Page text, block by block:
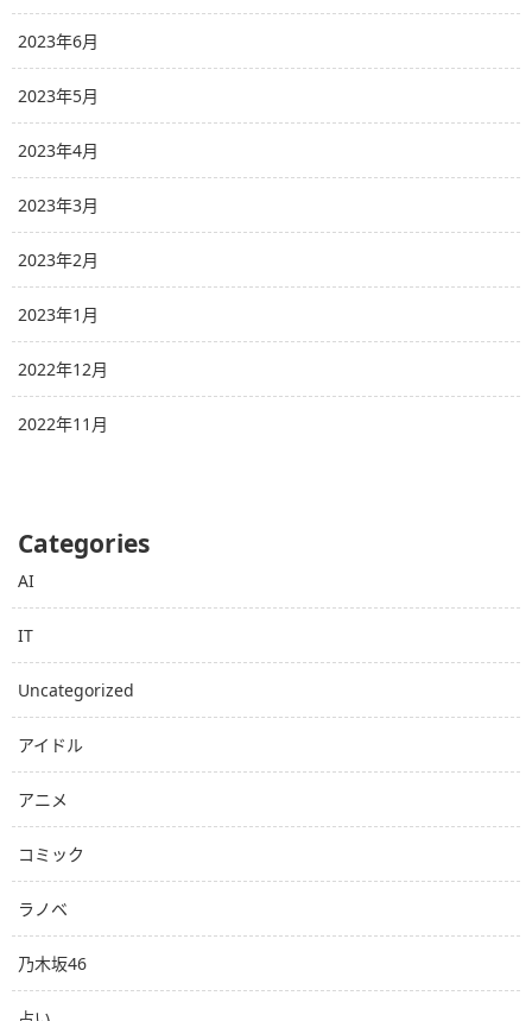
2023年6月
2023年5月
2023年4月
2023年3月
2023年2月
2023年1月
2022年12月
2022年11月
Categories
AI
IT
Uncategorized
アイドル
アニメ
コミック
ラノベ
乃木坂46